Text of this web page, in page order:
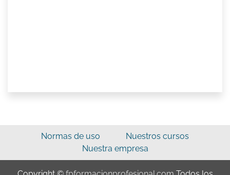
Normas de uso
Nuestros cursos
Nuestra empresa